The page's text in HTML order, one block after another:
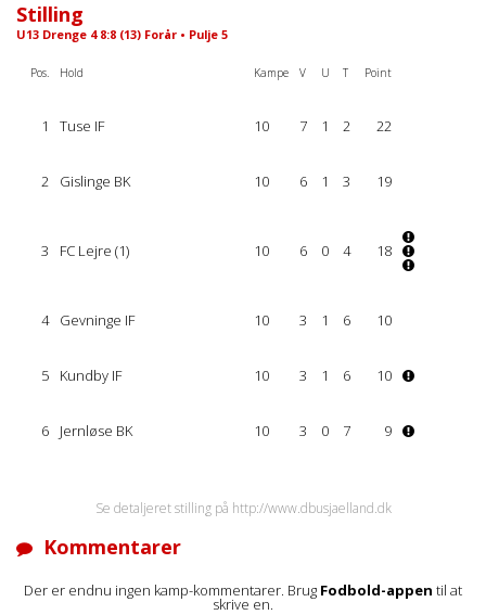
Stilling
U13 Drenge 4 8:8 (13) Forår • Pulje 5
Pos. Hold Kampe V U T Point
1 Tuse IF 10 7 1 2 22
2 Gislinge BK 10 6 1 3 19
3 FC Lejre (1) 10 6 0 4 18
4 Gevninge IF 10 3 1 6 10
5 Kundby IF 10 3 1 6 10
6 Jernløse BK 10 3 0 7 9
Se detaljeret stilling på http://www.dbusjaelland.dk
Kommentarer
Der er endnu ingen kamp-kommentarer. Brug Fodbold-appen til at
skrive en.